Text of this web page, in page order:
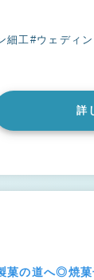
細工#ウェディ
詳
菓の道へ◎焼